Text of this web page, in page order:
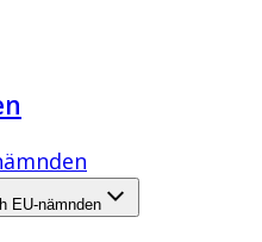
EU-nämnden